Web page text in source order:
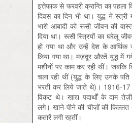
इत्तेफाक से फरवरी क्रान्ति का पहला
दिवस का दिन भी था। युद्ध ने स्त्री
भारी आबादी को रूसी जीवन की
दिया था। रूसी स्त्रियों का घरेलू
हो गया था और उन्हें देश के
लिया गया था। मज़दूर औरतें युद्ध में
मशीनों पर काम कर रही थीं।
चला रही थीं (युद्ध के लिए उनके
भरती कर लिये जाते थे)। 1916-17
विकट थे। खाद्य पदार्थों के दाम
लगे। खाने-पीने की चीज़ों की किल्लत
कतारें लगी रहतीं।